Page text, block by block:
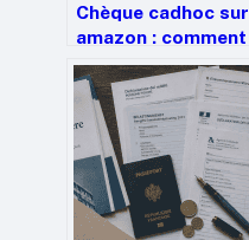
Chèque cadhoc sur
amazon : comment
l’utiliser vraiment
efficacement